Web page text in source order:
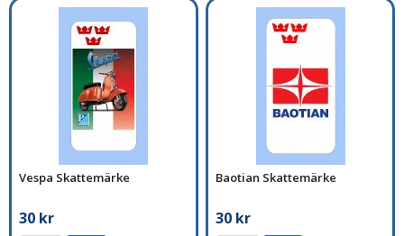
Vespa Skattemärke
30 kr
Baotian Skattemärke
30 kr